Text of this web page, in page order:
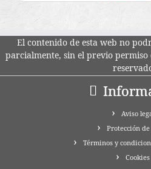
El contenido de esta web no
parcialmente, sin el previo permiso
Aviso
Protección
Términos y
Cookies